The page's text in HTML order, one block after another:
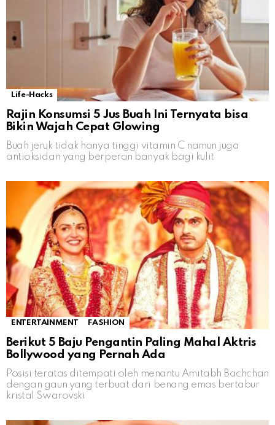
Life-Hacks
Rajin Konsumsi 5 Jus Buah Ini Ternyata bisa
Bikin Wajah Cepat Glowing
Buah jeruk tidak hanya tinggi vitamin C namun juga
antioksidan yang berperan banyak bagi kulit
ENTERTAINMENT FASHION
Berikut 5 Baju Pengantin Paling Mahal Aktris
Bollywood yang Pernah Ada
Posisi teratas ditempati oleh menantu Amitabh Bachchan
dengan gaun yang terbuat dari benang emas bertabur
kristal Swarovski